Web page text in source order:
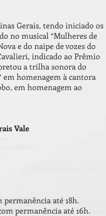
Gerais, tendo iniciado os
no musical “Mulheres de
e do naipe de vozes do
indicado ao Prêmio
a trilha sonora do
em homenagem à cantora
em homenagem ao
Vale
permanência até 18h.
permanência até 16h.